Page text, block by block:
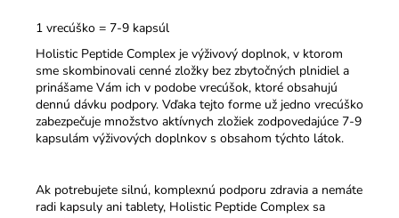
1 vrecúško = 7-9 kapsúl
Holistic Peptide Complex je výživový doplnok, v ktorom
sme skombinovali cenné zložky bez zbytočných plnidiel a
prinášame Vám ich v podobe vrecúšok, ktoré obsahujú
dennú dávku podpory. Vďaka tejto forme už jedno vrecúško
zabezpečuje množstvo aktívnych zložiek zodpovedajúce 7-9
kapsulám výživových doplnkov s obsahom týchto látok.
Ak potrebujete silnú, komplexnú podporu zdravia a nemáte
radi kapsuly ani tablety, Holistic Peptide Complex sa